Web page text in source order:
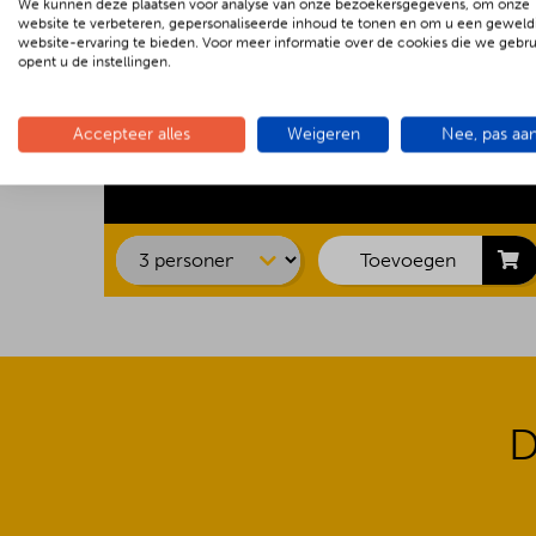
Kipsaté
Biefstuk
Spare ribs
Toevoegen
We kunnen deze plaatsen voor analyse van onze bezoekersgegevens, om onze
website te verbeteren, gepersonaliseerde inhoud te tonen en om u een
website-ervaring te bieden. Voor meer informatie over de cookies die we
opent u de instellingen.
Accepteer alles Weigeren Nee, pas